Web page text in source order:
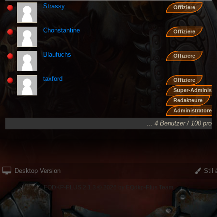
Strassy
Offiziere
Chonstantine Offiziere
Blaufuchs Offiziere
taxford
Offiziere
Super-
Redakteure
Administratoren
... 4 Benutzer / 100 pro
Desktop Version Stil
EQDKP-PLUS 2.1.3 © 2026 by EQdkp-Plus Team